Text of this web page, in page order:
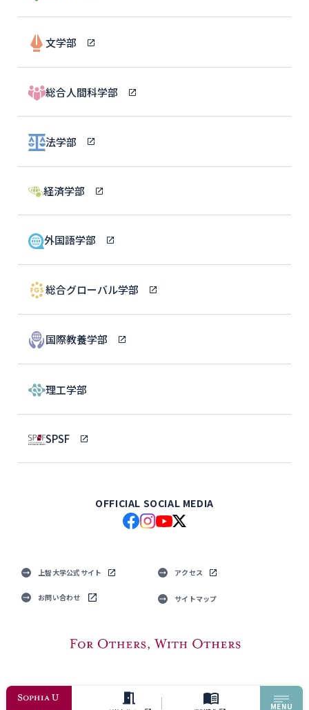
MENU
文学部
総合人間科学部
法学部
経済学部
外国語学部
総合グローバル学部
国際教養学部
理工学部
SPSF
OFFICIAL SOCIAL MEDIA
上智大学公式サイト アクセス
お問い合わせ サイトマップ
© Sophia University. All Rights Reserved.